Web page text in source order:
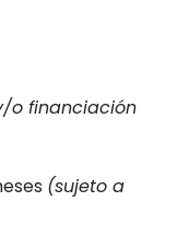
o financiación
(sujeto a